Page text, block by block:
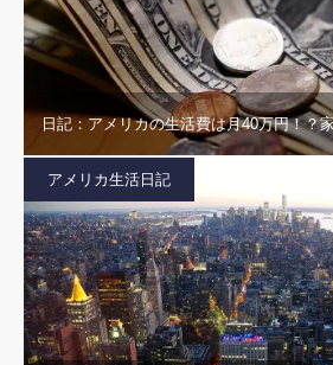
日記：アメリカの生活費は月40万円！？
アメリカ生活日記